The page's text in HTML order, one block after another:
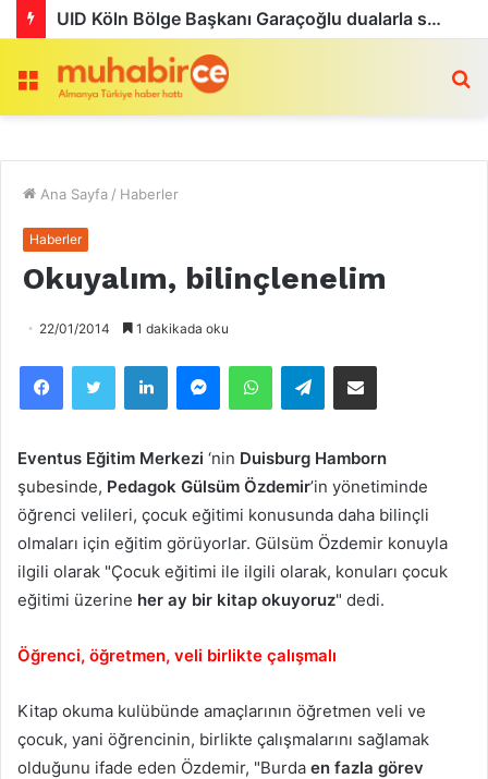
UID Köln Bölge Başkanı Garaçoğlu dualarla son yolculuğuna uğurlandı
Menü
Ana Sayfa / Haberler
Haberler
Okuyalım, bilinçlenelim
22/01/2014 1 dakikada oku
Telegram
Eventus Eğitim Merkezi ‘nin Duisburg Hamborn
şubesinde, Pedagok Gülsüm Özdemir’in yönetiminde
öğrenci velileri, çocuk eğitimi konusunda daha bilinçli
olmaları için eğitim görüyorlar. Gülsüm Özdemir konuyla
ilgili olarak "Çocuk eğitimi ile ilgili olarak, konuları çocuk
eğitimi üzerine her ay bir kitap okuyoruz" dedi.
Öğrenci, öğretmen, veli birlikte çalışmalı
Kitap okuma kulübünde amaçlarının öğretmen veli ve
çocuk, yani öğrencinin, birlikte çalışmalarını sağlamak
olduğunu ifade eden Özdemir, "Burda en fazla görev